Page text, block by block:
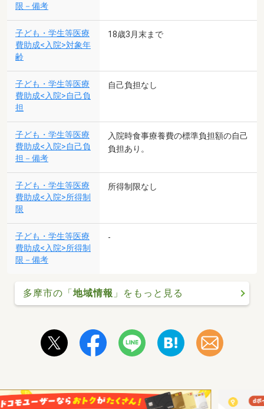
限－備考
子ども・学生等医療
費助成<入院>対象年
齢
18歳3月末まで
子ども・学生等医療
費助成<入院>自己負
担
自己負担なし
子ども・学生等医療
費助成<入院>自己負
担－備考
入院時食事療養費の標準負担額の自己
負担あり。
子ども・学生等医療
費助成<入院>所得制
限
所得制限なし
子ども・学生等医療
費助成<入院>所得制
限－備考
-
多摩市の「 地域情報 」をもっと見る